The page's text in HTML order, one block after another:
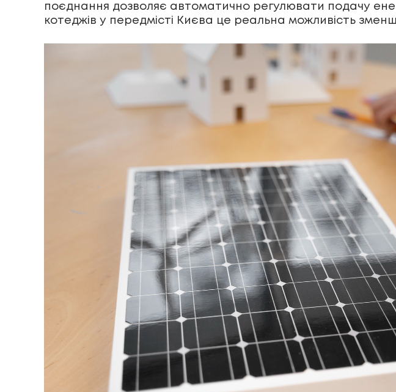
поєднання дозволяє автоматично регулювати подачу
котеджів у передмісті Києва це реальна можливість